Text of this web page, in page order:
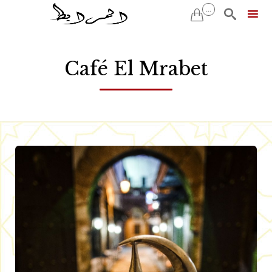
 ... 
content
Café El Mrabet